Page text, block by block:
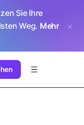
Sie Ihre
Weg. Mehr